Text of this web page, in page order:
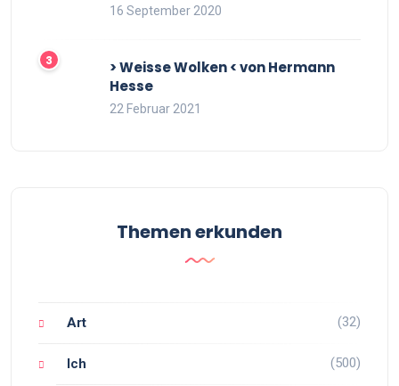
16 September 2020
> Weisse Wolken < von Hermann
Hesse
22 Februar 2021
Themen erkunden
Art (32)
Ich (500)